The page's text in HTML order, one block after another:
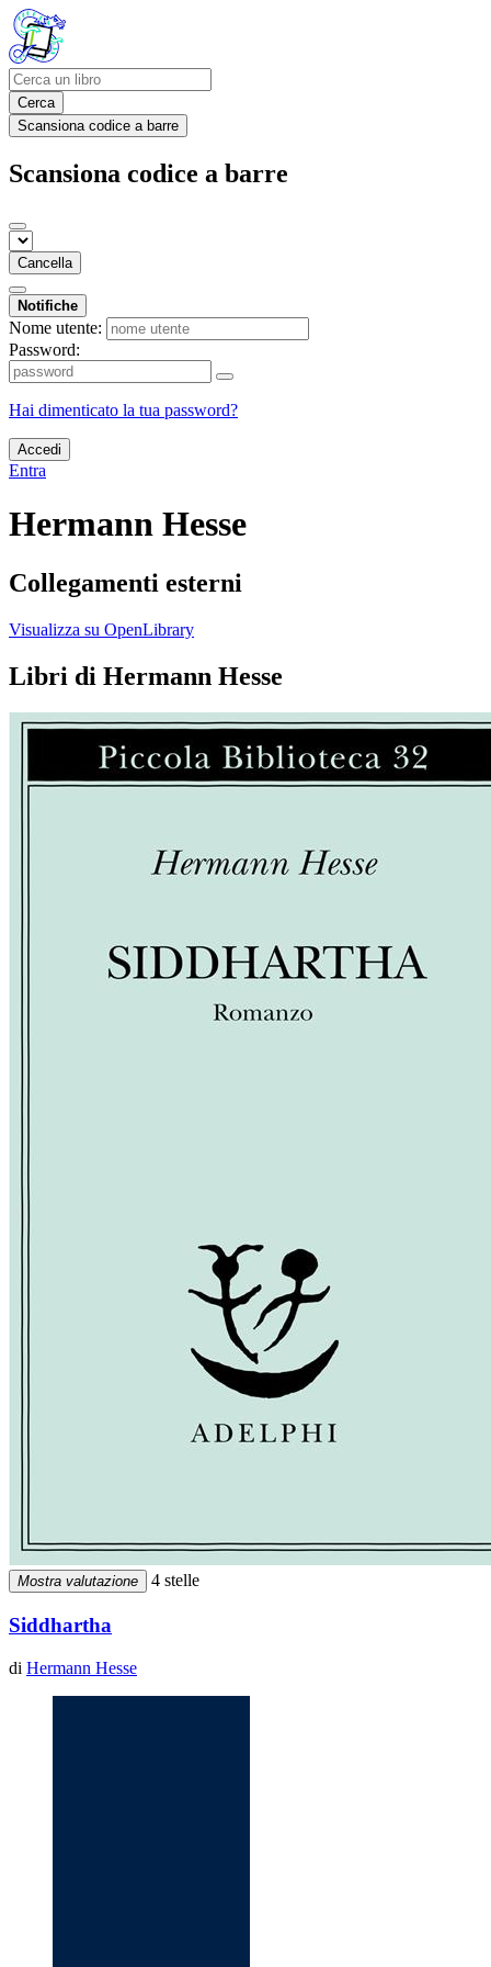
Cerca
Scansiona codice a barre
Scansiona codice a barre
Cancella
Notifiche
Nome utente:
Password:
Hai dimenticato la tua password?
Accedi
Entra
Hermann Hesse
Collegamenti esterni
Visualizza su OpenLibrary
Libri di Hermann Hesse
Mostra valutazione 4 stelle
Siddhartha
di Hermann Hesse